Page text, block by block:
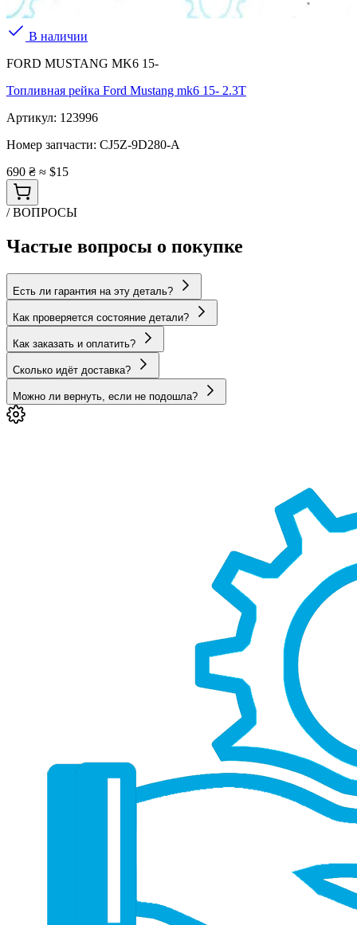
В наличии
FORD MUSTANG MK6 15-
Топливная рейка Ford Mustang mk6 15- 2.3T
Артикул: 123996
Номер запчасти: CJ5Z-9D280-A
690 ₴ ≈ $15
/ ВОПРОСЫ
Частые вопросы о покупке
Есть ли гарантия на эту деталь?
Как проверяется состояние детали?
Как заказать и оплатить?
Сколько идёт доставка?
Можно ли вернуть, если не подошла?